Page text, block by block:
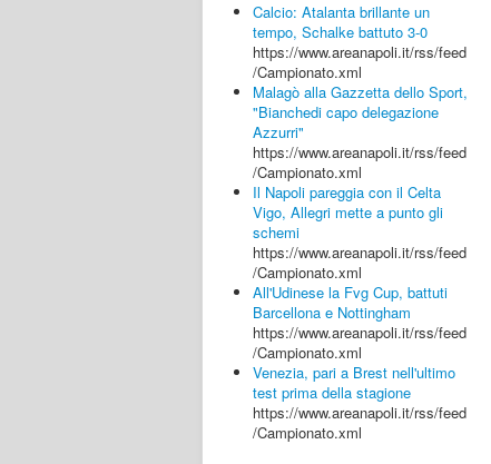
Calcio: Atalanta brillante un
tempo, Schalke battuto 3-0
https://www.areanapoli.it/rss/feed
/Campionato.xml
Malagò alla Gazzetta dello Sport,
"Bianchedi capo delegazione
Azzurri"
https://www.areanapoli.it/rss/feed
/Campionato.xml
Il Napoli pareggia con il Celta
Vigo, Allegri mette a punto gli
schemi
https://www.areanapoli.it/rss/feed
/Campionato.xml
All'Udinese la Fvg Cup, battuti
Barcellona e Nottingham
https://www.areanapoli.it/rss/feed
/Campionato.xml
Venezia, pari a Brest nell'ultimo
test prima della stagione
https://www.areanapoli.it/rss/feed
/Campionato.xml